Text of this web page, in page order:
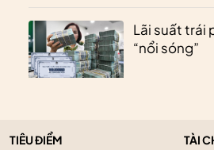
Lãi suất trái
“nổi sóng”
TIÊU ĐIỂM
TÀI